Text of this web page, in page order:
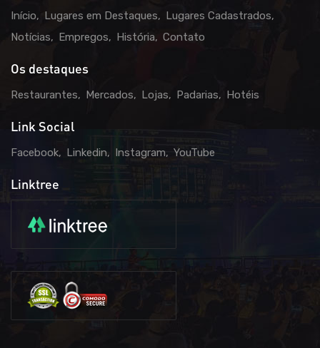
Início Lugares em Destaques
Lugares Cadastrados
Notícias
Empregos História Contato
Os destaques
Restaurantes Mercados Lojas Padarias Hotéis
Link Social
Facebook Linkedin Instagram YouTube
Linktree